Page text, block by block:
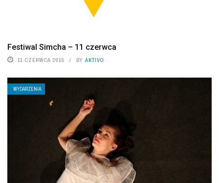
Festiwal Simcha – 11 czerwca
11 CZERWCA 2015 BY AKTIVO
WYDARZENIA